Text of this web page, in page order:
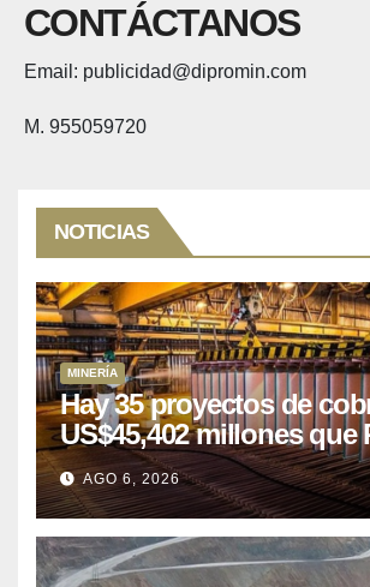
CONTÁCTANOS
Email: publicidad@dipromin.com
M. 955059720
NOTICIAS
MINERÍA
Hay 35 proyectos de
US$45,402 millones que
puede aprovechar
AGO 6, 2026